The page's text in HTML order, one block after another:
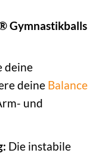
Gymnastikballs
deine
deine Balance
und
Die instabile